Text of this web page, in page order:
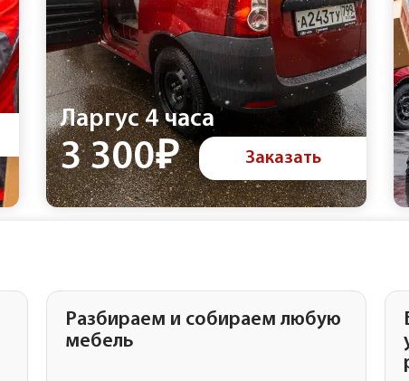
Ларгус 4 часа
3 300₽ Заказать
Разбираем и собираем любую
мебель